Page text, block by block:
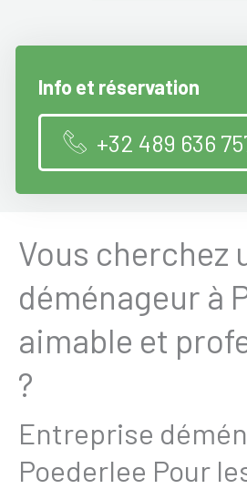
Info et réservation
+32 489 636
Vous cherchez
déménageur à
aimable et
?
Entreprise
Poederlee Pour